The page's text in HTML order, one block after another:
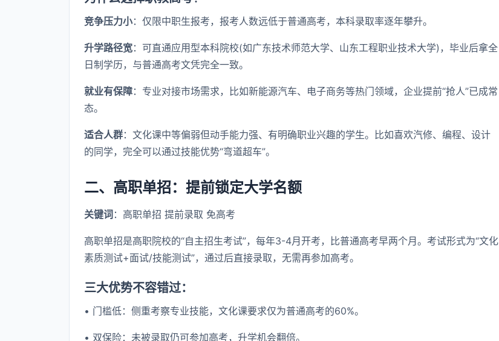
竞争压力小：仅限中职生报考，报考人数远低于普通高考，本科录取率逐年攀升。
升学路径宽：可直通应用型本科院校(如广东技术师范大学、山东工程职业技术大学)，毕业后拿全
日制学历，与普通高考文凭完全一致。
就业有保障：专业对接市场需求，比如新能源汽车、电子商务等热门领域，企业提前“抢人”已成常
态。
适合人群：文化课中等偏弱但动手能力强、有明确职业兴趣的学生。比如喜欢汽修、编程、设计
的同学，完全可以通过技能优势“弯道超车”。
二、高职单招：提前锁定大学名额
关键词：高职单招 提前录取 免高考
高职单招是高职院校的“自主招生考试”，每年3-4月开考，比普通高考早两个月。考试形式为“文化
素质测试+面试/技能测试”，通过后直接录取，无需再参加高考。
三大优势不容错过：
• 门槛低：侧重考察专业技能，文化课要求仅为普通高考的60%。
• 双保险：未被录取仍可参加高考，升学机会翻倍。